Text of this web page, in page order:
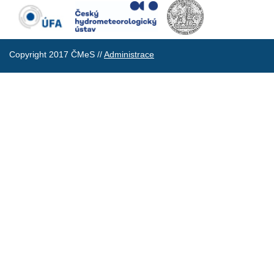
Copyright 2017 ČMeS //Administrace